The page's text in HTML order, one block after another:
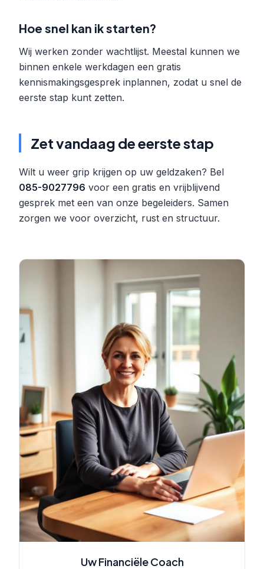
Hoe snel kan ik starten?
Wij werken zonder wachtlijst. Meestal kunnen we
binnen enkele werkdagen een gratis
kennismakingsgesprek inplannen, zodat u snel de
eerste stap kunt zetten.
Zet vandaag de eerste stap
Wilt u weer grip krijgen op uw geldzaken? Bel
085-9027796 voor een gratis en vrijblijvend
gesprek met een van onze begeleiders. Samen
zorgen we voor overzicht, rust en structuur.
Uw Financiële Coach